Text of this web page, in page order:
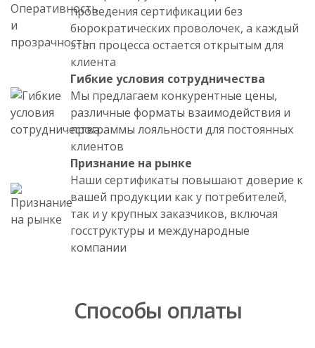
проведения сертификации без
бюрократических проволочек, а каждый
этап процесса остается открытым для
клиента
Гибкие условия сотрудничества
Мы предлагаем конкурентные цены,
различные форматы взаимодействия и
программы лояльности для постоянных
клиентов
Признание на рынке
Наши сертификаты повышают доверие к
вашей продукции как у потребителей,
так и у крупных заказчиков, включая
госструктуры и международные
компании
Способы оплаты